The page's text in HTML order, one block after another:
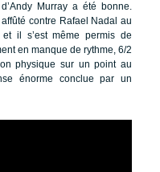
Murray a été bonne.
contre Rafael Nadal au
il s’est même permis de
en manque de rythme, 6/2
physique sur un point au
énorme conclue par un